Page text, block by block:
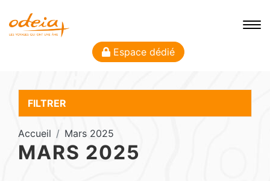
Espace dédié
FILTRER
Accueil Mars 2025
MARS 2025